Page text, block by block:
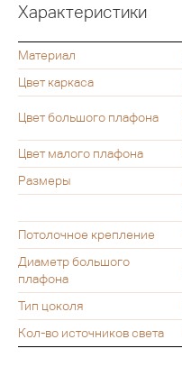
Характеристики
Материал
Цвет каркаса
Цвет большого плафона
Цвет малого плафона
Размеры
Потолочное крепление
Диаметр большого
плафона
Тип цоколя
Кол-во источников света